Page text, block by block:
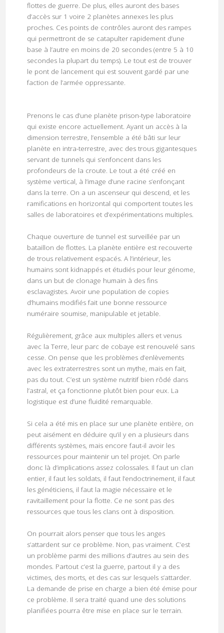
flottes de guerre. De plus, elles auront des bases
d’accès sur 1 voire 2 planètes annexes les plus
proches. Ces points de contrôles auront des rampes
qui permettront de se catapulter rapidement d’une
base à l’autre en moins de 20 secondes (entre 5 à 10
secondes la plupart du temps). Le tout est de trouver
le pont de lancement qui est souvent gardé par une
faction de l’armée oppressante.
Prenons le cas d’une planète prison-type laboratoire
qui existe encore actuellement. Ayant un accès à la
dimension terrestre, l’ensemble a été bâti sur leur
planète en intra-terrestre, avec des trous gigantesques
servant de tunnels qui s’enfoncent dans les
profondeurs de la croute. Le tout a été créé en
système vertical, à l’image d’une racine s’enfonçant
dans la terre. On a un ascenseur qui descend, et les
ramifications en horizontal qui comportent toutes les
salles de laboratoires et d’expérimentations multiples.
Chaque ouverture de tunnel est surveillée par un
bataillon de flottes. La planète entière est recouverte
de trous relativement espacés. A l’intérieur, les
humains sont kidnappés et étudiés pour leur génome,
dans un but de clonage humain à des fins
esclavagistes. Avoir une population de copies
d’humains modifiés fait une bonne ressource
numéraire soumise, manipulable et jetable.
Régulièrement, grâce aux multiples allers et venus
avec la Terre, leur parc de cobaye est renouvelé sans
cesse. On pense que les problèmes d’enlèvements
avec les extraterrestres sont un mythe, mais en fait,
pas du tout. C’est un système nutritif bien rôdé dans
l’astral, et ça fonctionne plutôt bien pour eux. La
logistique est d’une fluidité remarquable.
Si cela a été mis en place sur une planète entière, on
peut aisément en déduire qu’il y en a plusieurs dans
différents systèmes, mais encore faut-il avoir les
ressources pour maintenir un tel projet. On parle
donc là d’implications assez colossales. Il faut un clan
entier, il faut les soldats, il faut l’endoctrinement, il faut
les généticiens, il faut la magie nécessaire et le
ravitaillement pour la flotte. Ce ne sont pas des
ressources que tous les clans ont à disposition.
On pourrait alors penser que tous les anges
s’attardent sur ce problème. Non, pas vraiment. C’est
un problème parmi des millions d’autres au sein des
mondes. Partout c’est la guerre, partout il y a des
victimes, des morts, et des cas sur lesquels s’attarder.
La demande de prise en charge a bien été émise pour
ce problème. Il sera traité quand une des solutions
planifiées pourra être mise en place sur le terrain.